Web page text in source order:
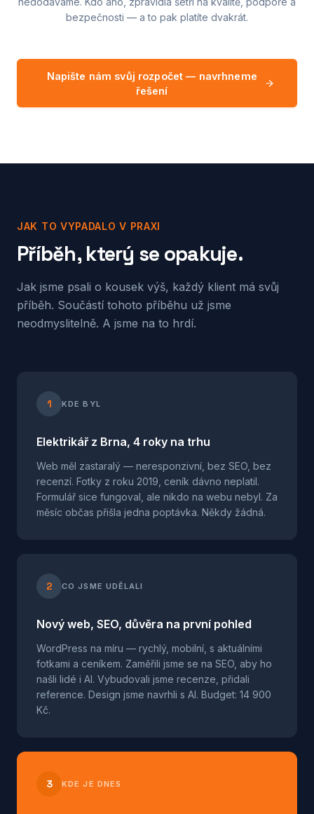
bezpečnosti — a to pak platíte dvakrát.
Napište nám svůj rozpočet — navrhneme
řešení
JAK TO VYPADALO V PRAXI
Příběh, který se opakuje.
Jak jsme psali o kousek výš, každý klient má svůj
příběh. Součástí tohoto příběhu už jsme
neodmyslitelně. A jsme na to hrdí.
1 KDE BYL
Elektrikář z Brna, 4 roky na trhu
Web měl zastaralý — neresponzivní, bez SEO, bez
recenzí. Fotky z roku 2019, ceník dávno neplatil.
Formulář sice fungoval, ale nikdo na webu nebyl. Za
měsíc občas přišla jedna poptávka. Někdy žádná.
2 CO JSME UDĚLALI
Nový web, SEO, důvěra na první pohled
WordPress na míru — rychlý, mobilní, s aktuálními
fotkami a ceníkem. Zaměřili jsme se na SEO, aby ho
našli lidé i AI. Vybudovali jsme recenze, přidali
reference. Design jsme navrhli s AI. Budget: 14 900
Kč.
3 KDE JE DNES